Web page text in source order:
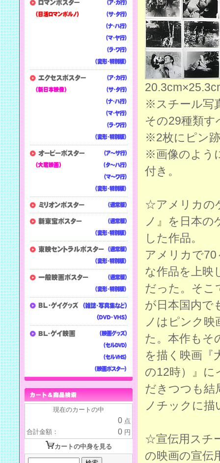
※スチール写
その29種類
※2枚にピン
※画像のよう
付き。
☆アメリカの
ノ』を日本の
した作品。
アメリカで
な作品を上映
だった。そこ
が日本国内で
ノはピンク映
た。本作もそ
を描く映画
の12時）』
だきつつも結
ノチックに描
☆宣伝用スチ
の映画の宣伝
現在のカートの中
0 点
合計金額：
0 円
カートの中身を見る